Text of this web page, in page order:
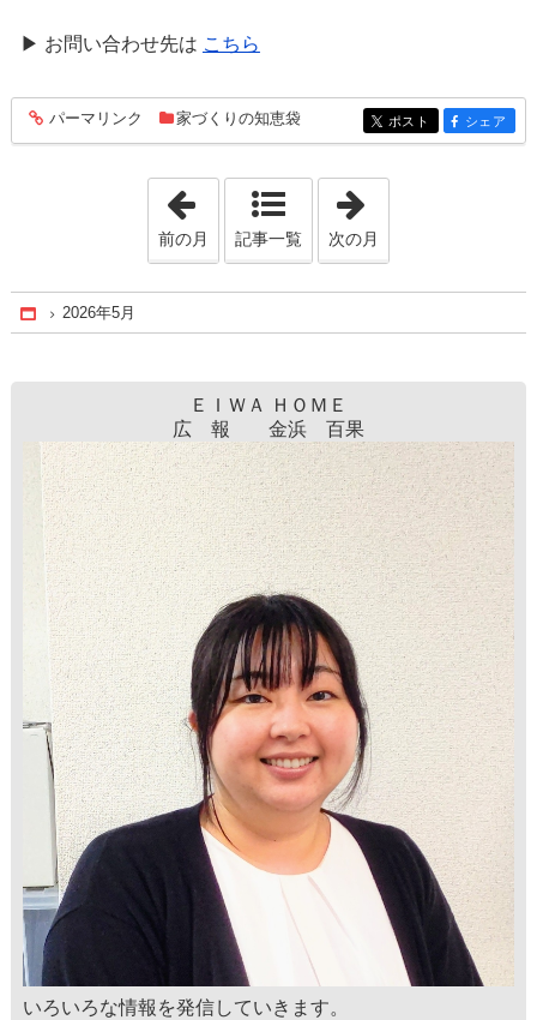
▶ お問い合わせ先は こちら
entry283
パーマリンク 家づくりの知恵袋 entry283
ポスト entry283
シェア
「2026年4月」
前の月 記事一覧 次の月
Home
2026年5月
ＥＩＷＡ ＨＯＭＥ
広 報 金浜 百果
いろいろな情報を発信していきます。